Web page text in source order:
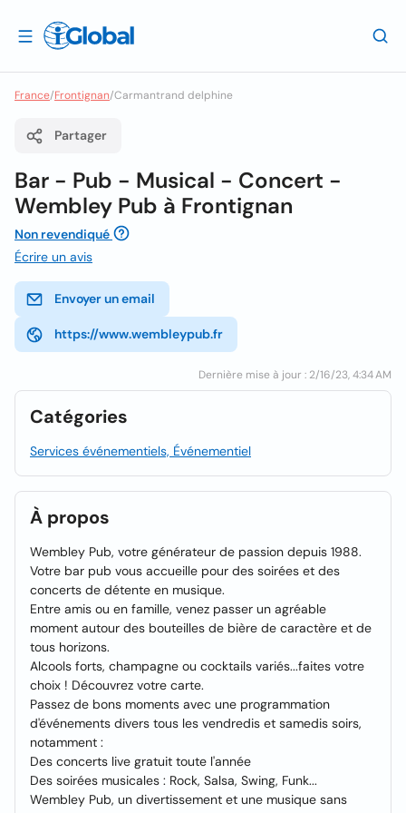
France/Frontignan/Carmantrand delphine
Partager
Bar - Pub - Musical - Concert -
Wembley Pub à Frontignan
Non revendiqué
Écrire un avis
Envoyer un email
https://www.wembleypub.fr
Dernière mise à jour : 2/16/23, 4:34 AM
Catégories
Services événementiels, Événementiel
À propos
Wembley Pub, votre générateur de passion depuis 1988.
Votre bar pub vous accueille pour des soirées et des
concerts de détente en musique.
Entre amis ou en famille, venez passer un agréable
moment autour des bouteilles de bière de caractère et de
tous horizons.
Alcools forts, champagne ou cocktails variés...faites votre
choix ! Découvrez votre carte.
Passez de bons moments avec une programmation
d'événements divers tous les vendredis et samedis soirs,
notamment :
Des concerts live gratuit toute l'année
Des soirées musicales : Rock, Salsa, Swing, Funk...
Wembley Pub, un divertissement et une musique sans